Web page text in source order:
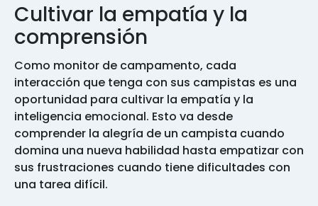
Cultivar la empatía y la
comprensión
Como monitor de campamento, cada
interacción que tenga con sus campistas es una
oportunidad para cultivar la empatía y la
inteligencia emocional. Esto va desde
comprender la alegría de un campista cuando
domina una nueva habilidad hasta empatizar con
sus frustraciones cuando tiene dificultades con
una tarea difícil.